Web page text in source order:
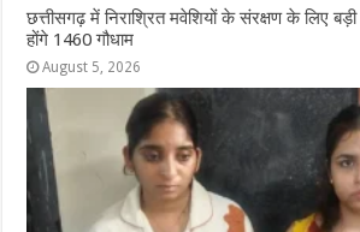
छत्तीसगढ़ में निराश्रित मवेशियों के संरक्षण के लिए
होंगे 1460 गौधाम
August 5, 2026